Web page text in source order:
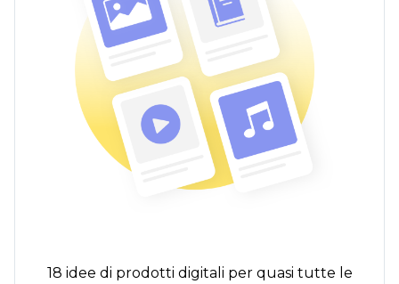
18 idee di prodotti digitali per quasi tutte le